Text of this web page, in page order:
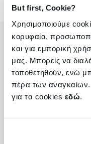
But first, Cookie?
Χρησιμοποιούμε
κορυφαία,
και για εμπορική
μας. Μπορείς να
τοποθετηθούν, ενώ
πέρα των αναγκαίων.
για τα cookies εδώ
Η συσκευή σου
κάποια από
Αλλαγή